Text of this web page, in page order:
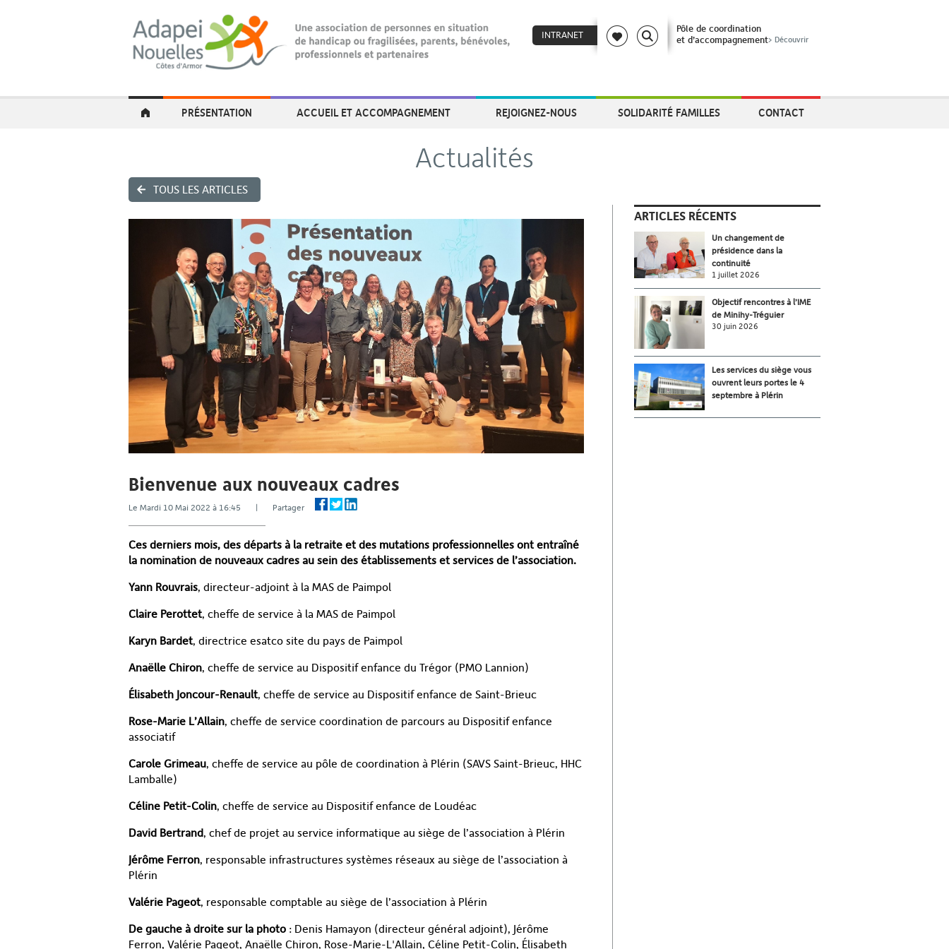
INTRANET
Pôle de coordination
et d’accompagnement> Découvrir
PRÉSENTATION ACCUEIL ET ACCOMPAGNEMENT REJOIGNEZ-NOUS SOLIDARITÉ FAMILLES CONTACT
TOUS LES ARTICLES
Actualités
Bienvenue aux nouveaux cadres
Le Mardi 10 Mai 2022 à 16:45 | Partager
Ces derniers mois, des départs à la retraite et des mutations professionnelles ont entraîné
la nomination de nouveaux cadres au sein des établissements et services de l’association.
Yann Rouvrais, directeur-adjoint à la MAS de Paimpol
Claire Perottet, cheffe de service à la MAS de Paimpol
Karyn Bardet, directrice esatco site du pays de Paimpol
Anaëlle Chiron, cheffe de service au Dispositif enfance du Trégor (PMO Lannion)
Élisabeth Joncour-Renault, cheffe de service au Dispositif enfance de Saint-Brieuc
Rose-Marie L’Allain, cheffe de service coordination de parcours au Dispositif enfance
associatif
Carole Grimeau, cheffe de service au pôle de coordination à Plérin (SAVS Saint-Brieuc, HHC
Lamballe)
Céline Petit-Colin, cheffe de service au Dispositif enfance de Loudéac
David Bertrand, chef de projet au service informatique au siège de l’association à Plérin
Jérôme Ferron, responsable infrastructures systèmes réseaux au siège de l’association à
Plérin
Valérie Pageot, responsable comptable au siège de l’association à Plérin
De gauche à droite sur la photo : Denis Hamayon (directeur général adjoint), Jérôme
Ferron, Valérie Pageot, Anaëlle Chiron, Rose-Marie-L'Allain, Céline Petit-Colin, Élisabeth
ARTICLES RÉCENTS
Un changement de
présidence dans la
continuité
1 juillet 2026
Objectif rencontres à l’IME
de Minihy-Tréguier
30 juin 2026
Les services du siège vous
ouvrent leurs portes le 4
septembre à Plérin